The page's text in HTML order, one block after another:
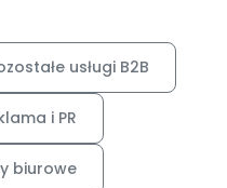
usługi B2B
i PR
biurowe